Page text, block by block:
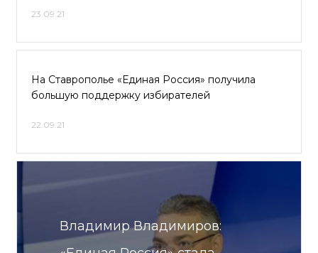
23.09.21
На Ставрополье «Единая Россия» получила
большую поддержку избирателей
22.09.21
Владимир Владимиров: